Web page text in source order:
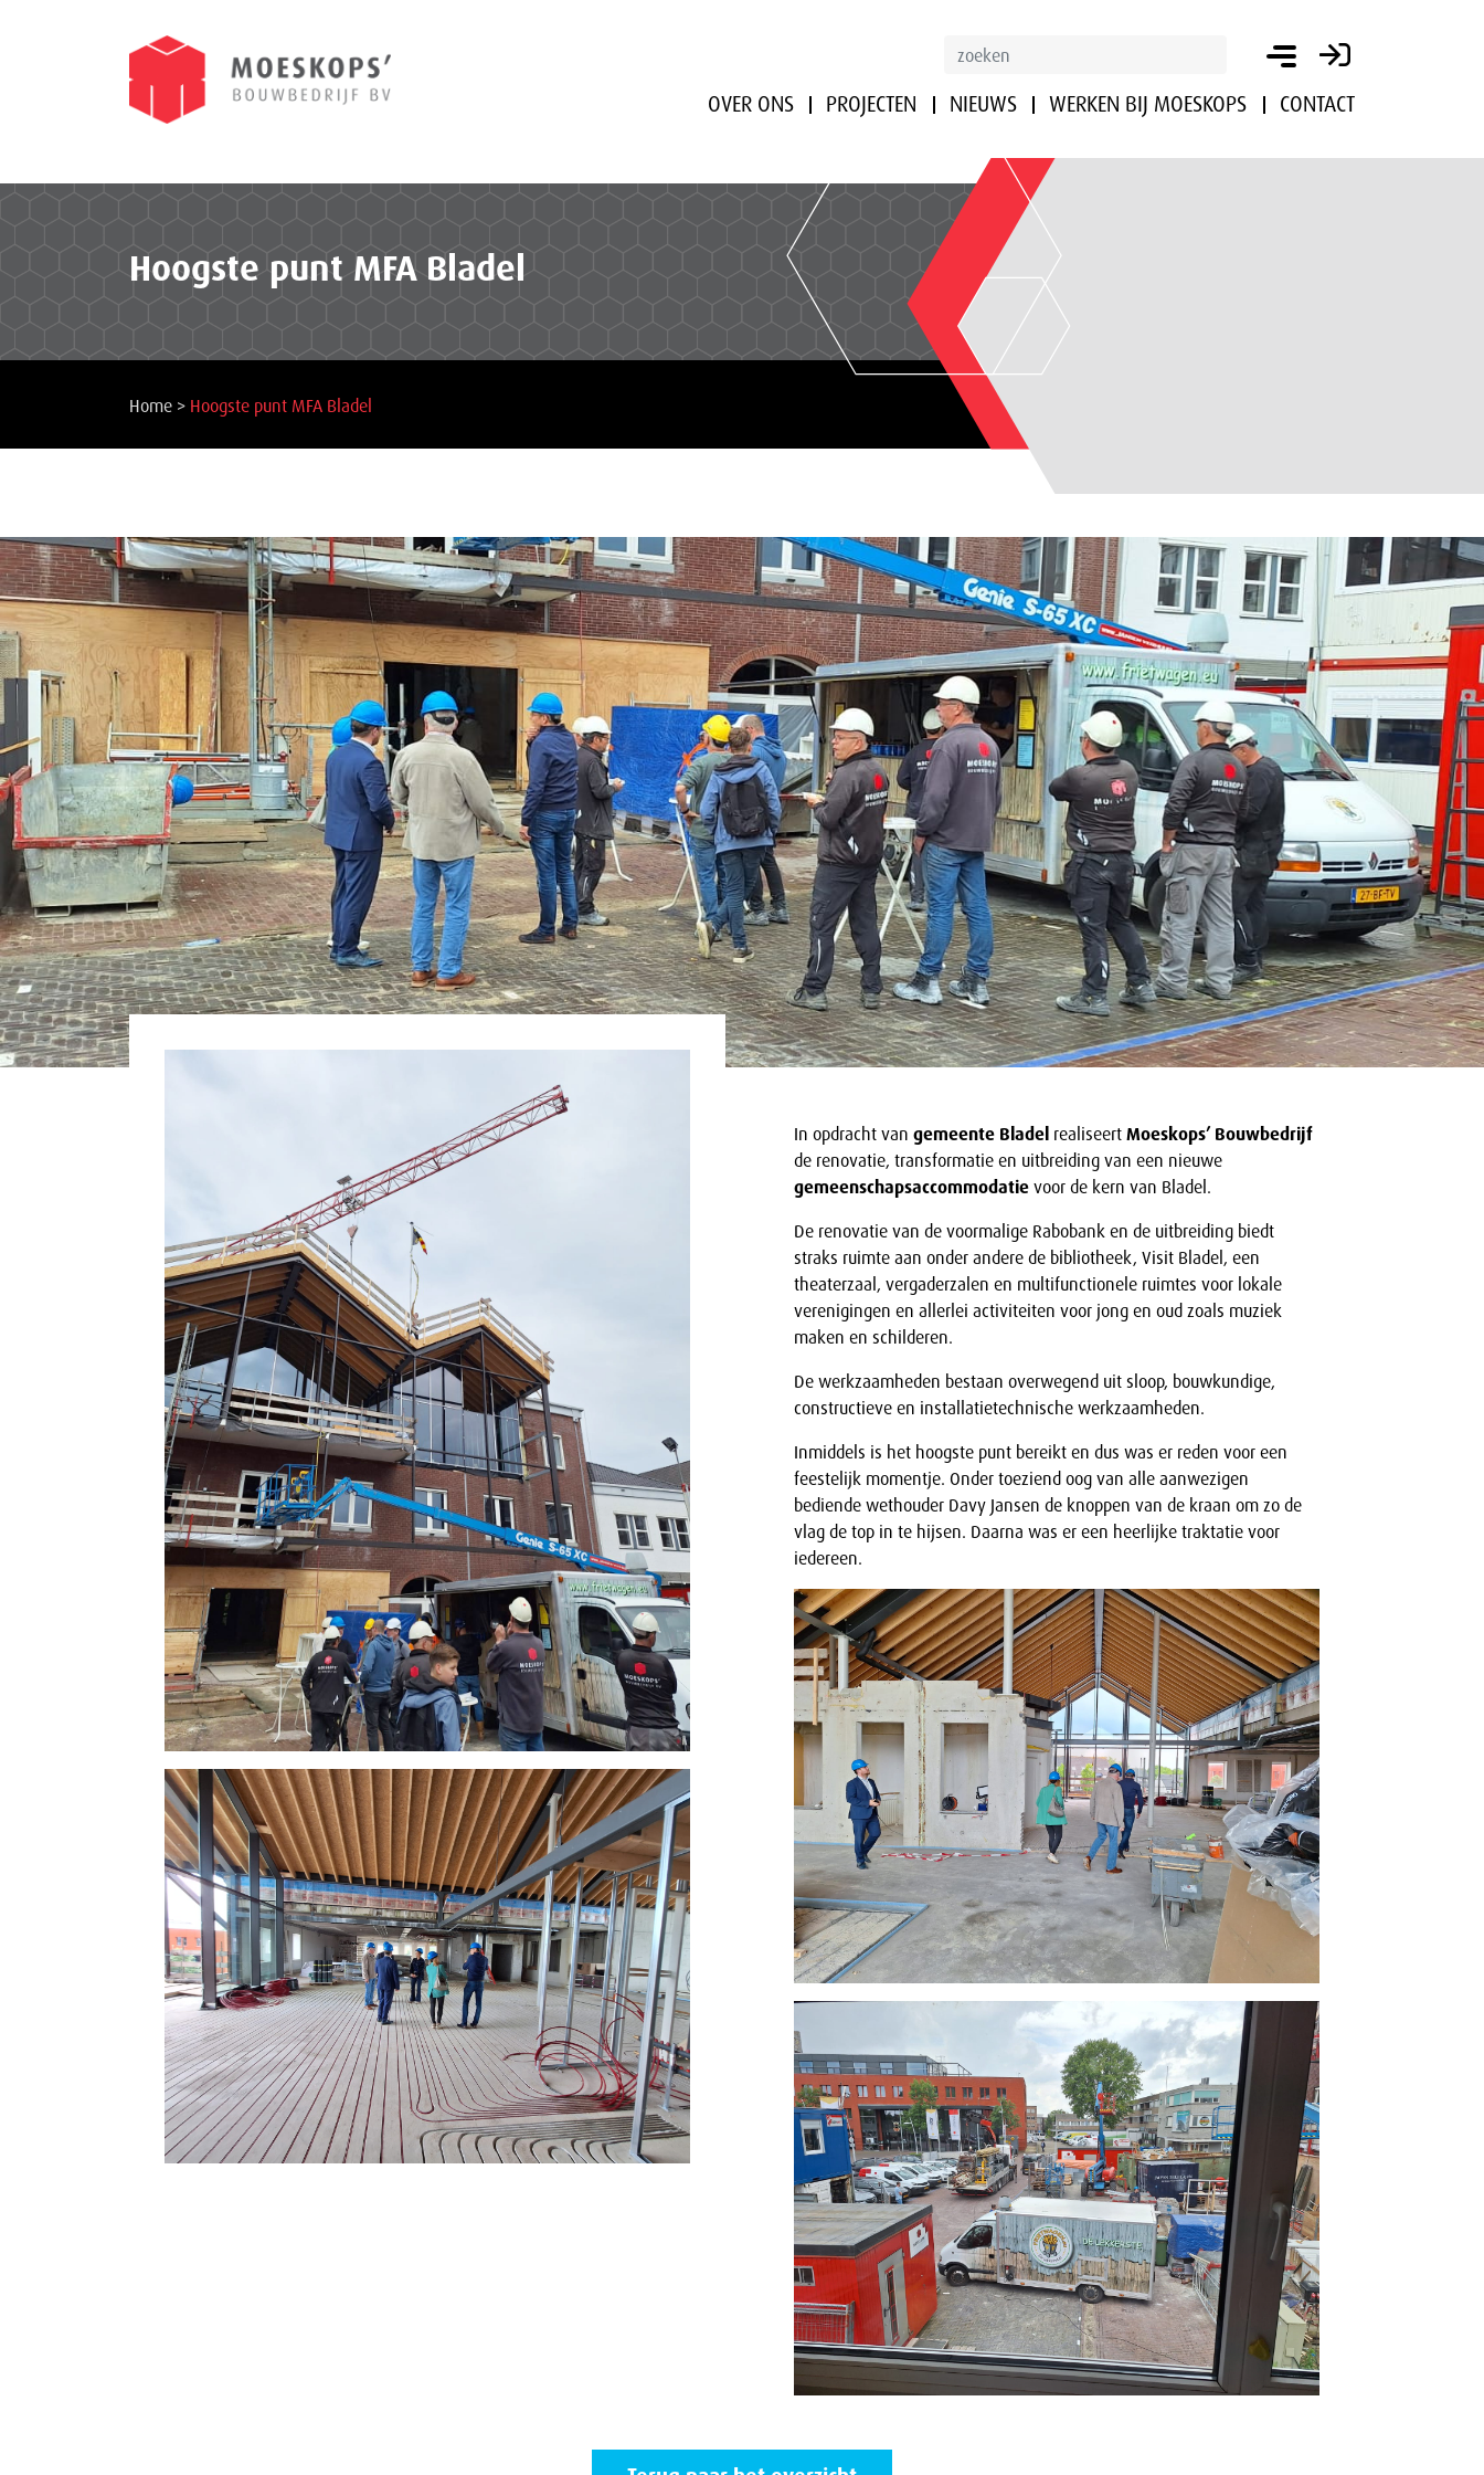
OVER ONS PROJECTEN NIEUWS WERKEN BIJ MOESKOPS CONTACT
Hoogste punt MFA Bladel
Home > Hoogste punt MFA Bladel
In opdracht van gemeente Bladel realiseert Moeskops’ Bouwbedrijf
de renovatie, transformatie en uitbreiding van een nieuwe
gemeenschapsaccommodatie voor de kern van Bladel.
De renovatie van de voormalige Rabobank en de uitbreiding biedt
straks ruimte aan onder andere de bibliotheek, Visit Bladel, een
theaterzaal, vergaderzalen en multifunctionele ruimtes voor lokale
verenigingen en allerlei activiteiten voor jong en oud zoals muziek
maken en schilderen.
De werkzaamheden bestaan overwegend uit sloop, bouwkundige,
constructieve en installatietechnische werkzaamheden.
Inmiddels is het hoogste punt bereikt en dus was er reden voor een
feestelijk momentje. Onder toeziend oog van alle aanwezigen
bediende wethouder Davy Jansen de knoppen van de kraan om zo de
vlag de top in te hijsen. Daarna was er een heerlijke traktatie voor
iedereen.